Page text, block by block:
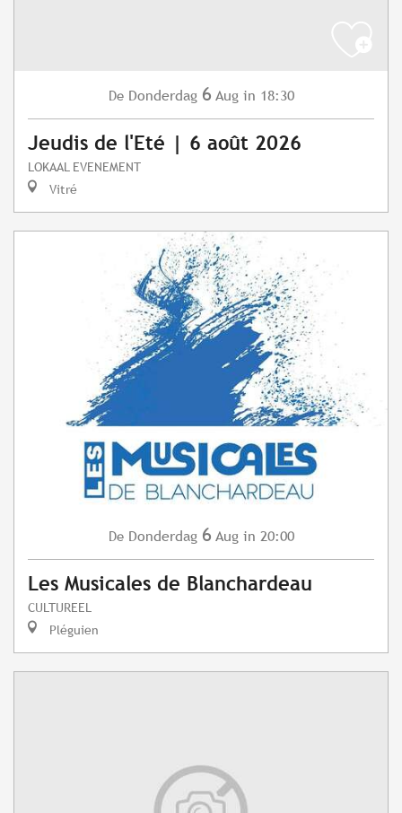
De Donderdag 6 Aug in 18:30
Jeudis de l'Eté | 6 août 2026
LOKAAL EVENEMENT
Vitré
De Donderdag 6 Aug in 20:00
Les Musicales de Blanchardeau
CULTUREEL
Pléguien